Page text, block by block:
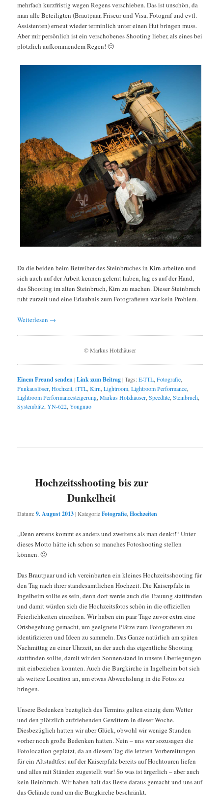
mehrfach kurzfristig wegen Regens verschieben. Das ist unschön, da
man alle Beteiligten (Brautpaar, Friseur und Visa, Fotograf und evtl.
Assistenten) erneut wieder terminlich unter einen Hut bringen muss.
Aber mir persönlich ist ein verschobenes Shooting lieber, als eines bei
plötzlich aufkommendem Regen! 🙂
Da die beiden beim Betreiber des Steinbruches in Kirn arbeiten und
sich auch auf der Arbeit kennen gelernt haben, lag es auf der Hand,
das Shooting im alten Steinbruch, Kirn zu machen. Dieser Steinbruch
ruht zurzeit und eine Erlaubnis zum Fotografieren war kein Problem.
Weiterlesen →
© Markus Holzhäuser
Einem Freund senden|Link zum Beitrag|Tags:E-TTL,Fotografie,
Funkauslöser,Hochzeit,iTTL,Kirn,Lightroom,Lightroom Performance,
Lightroom Performancesteigerung,Markus Holzhäuser,Speedlite,Steinbruch,
Systemblitz,YN-622,Yongnuo
Hochzeitsshooting bis zur
Dunkelheit
Datum:9. August 2013|KategorieFotografie, Hochzeiten
„Denn erstens kommt es anders und zweitens als man denkt!“ Unter
dieses Motto hätte ich schon so manches Fotoshooting stellen
können. 🙂
Das Brautpaar und ich vereinbarten ein kleines Hochzeitsshooting für
den Tag nach ihrer standesamtlichen Hochzeit. Die Kaiserpfalz in
Ingelheim sollte es sein, denn dort werde auch die Trauung stattfinden
und damit würden sich die Hochzeitsfotos schön in die offiziellen
Feierlichkeiten einreihen. Wir haben ein paar Tage zuvor extra eine
Ortsbegehung gemacht, um geeignete Plätze zum Fotografieren zu
identifizieren und Ideen zu sammeln. Das Ganze natürlich am späten
Nachmittag zu einer Uhrzeit, an der auch das eigentliche Shooting
stattfinden sollte, damit wir den Sonnenstand in unsere Überlegungen
mit einbeziehen konnten. Auch die Burgkirche in Ingelheim bot sich
als weitere Location an, um etwas Abwechslung in die Fotos zu
bringen.
Unsere Bedenken bezüglich des Termins galten einzig dem Wetter
und den plötzlich aufziehenden Gewittern in dieser Woche.
Diesbezüglich hatten wir aber Glück, obwohl wir wenige Stunden
vorher noch große Bedenken hatten. Nein – uns war sozusagen die
Fotolocation geplatzt, da an diesem Tag die letzten Vorbereitungen
für ein Altstadtfest auf der Kaiserpfalz bereits auf Hochtouren liefen
und alles mit Ständen zugestellt war! So was ist ärgerlich – aber auch
kein Beinbruch. Wir haben halt das Beste daraus gemacht und uns auf
das Gelände rund um die Burgkirche beschränkt.